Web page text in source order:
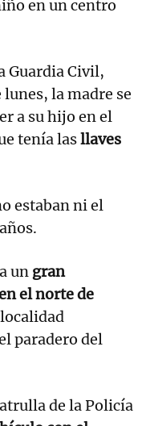
en un centro
Guardia Civil,
lunes, la madre se
a su hijo en el
tenía lasllaves
estaban ni el
un gran
el norte de
paradero del
de la Policía